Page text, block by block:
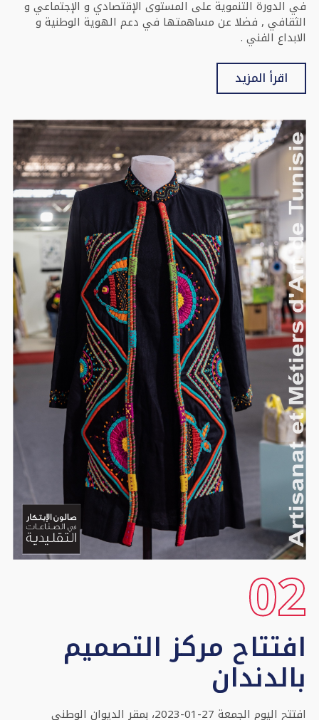
في الدورة التنموية على المستوى الإقتصادي و الإجتماعي و
الثقافي , فضلا عن مساهمتها في دعم الهوية الوطنية و
الابداع الفني .
اقرأ المزيد
02
افتتاح مركز التصميم
بالدندان
افتتح اليوم الجمعة 27-01-2023، بمقر الديوان الوطني